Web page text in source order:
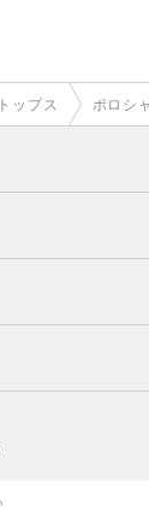
トップス ポロシ